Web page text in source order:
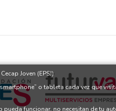
Joven (EPSJ)
o tableta cada vez que
funcionar, no necesitan de tu